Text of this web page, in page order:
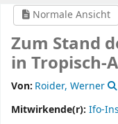
Normale Ansicht
Zum Stand
in Tropisch-
Von: Roider, Werner
Mitwirkende(r): Ifo-